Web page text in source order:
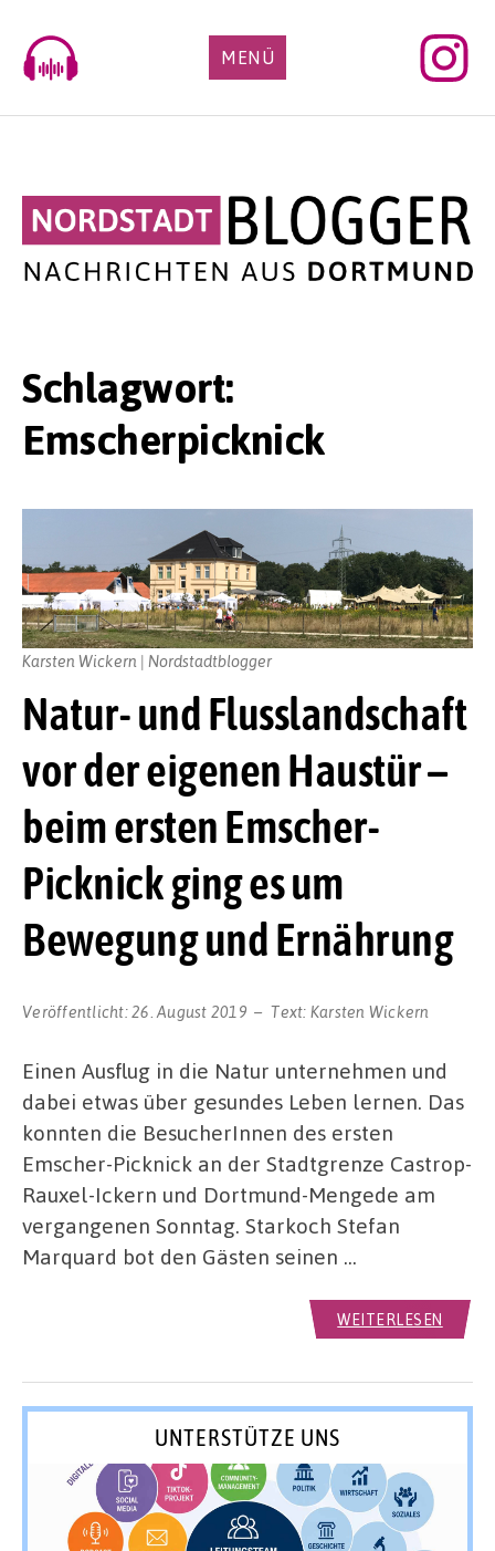
content
MENÜ
Schlagwort:
Emscherpicknick
Natur- und Flusslandschaft
vor der eigenen Haustür –
beim ersten Emscher-
Picknick ging es um
Bewegung und Ernährung
Veröffentlicht:26. August 2019 Text: Karsten Wickern
Karsten Wickern | Nordstadtblogger
Einen Ausflug in die Natur unternehmen und
dabei etwas über gesundes Leben lernen. Das
konnten die BesucherInnen des ersten
Emscher-Picknick an der Stadtgrenze Castrop-
Rauxel-Ickern und Dortmund-Mengede am
vergangenen Sonntag. Starkoch Stefan
Marquard bot den Gästen seinen …
WEITERLESEN
UNTERSTÜTZE UNS